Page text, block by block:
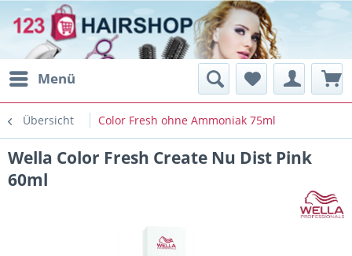
Menü
Übersicht Color Fresh ohne Ammoniak 75ml
Wella Color Fresh Create Nu Dist Pink
60ml